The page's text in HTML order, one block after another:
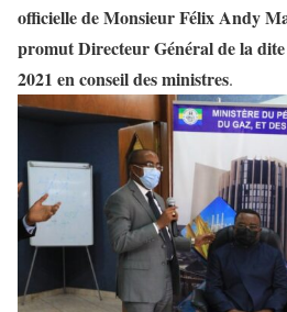
officielle de Monsieur Félix Andy
promut Directeur Général de la
2021 en conseil des ministres.